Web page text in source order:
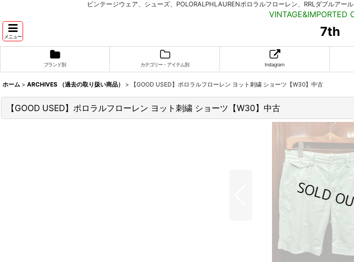
ビンテージウェア、シューズ、POLORALPHLAURENポロラルフローレン、RRLダブルアー
VINTAGE&IMPORTED
メニュー 7th
ブランド別 カテゴリー・アイテム別 Instagram
ホーム > ARCHIVES （過去の取り扱い商品） > 【GOOD USED】ポロラルフローレン ヨット刺繍 ショーツ【W30】中古
【GOOD USED】ポロラルフローレン ヨット刺繍 ショーツ【W30】中古